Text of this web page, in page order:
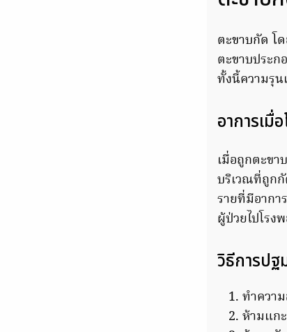
ตะขาบกัด โ
ตะขาบประ
ทั้งนี้ความรุ
อาการเมื่
เมื่อถูกตะข
บริเวณที่ถูกกั
รายที่มีอาก
ผู้ป่วยไปโรง
วิธีการป
ทำควา
ห้ามแก